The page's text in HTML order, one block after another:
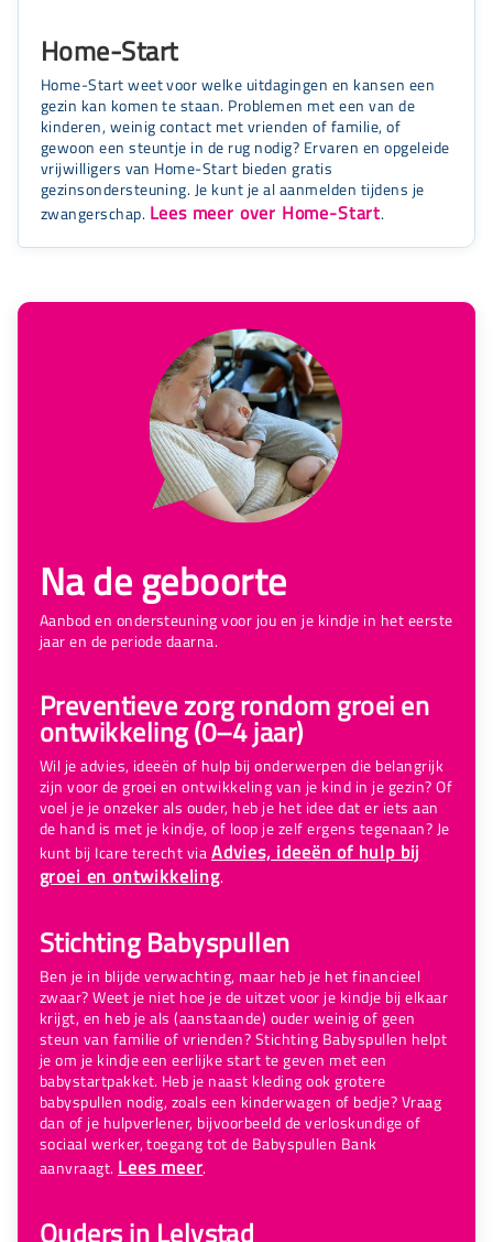
Home-Start
Home-Start weet voor welke uitdagingen en kansen een
gezin kan komen te staan. Problemen met een van de
kinderen, weinig contact met vrienden of familie, of
gewoon een steuntje in de rug nodig? Ervaren en opgeleide
vrijwilligers van Home-Start bieden gratis
gezinsondersteuning. Je kunt je al aanmelden tijdens je
zwangerschap. Lees meer over Home-Start.
Na de geboorte
Aanbod en ondersteuning voor jou en je kindje in het eerste
jaar en de periode daarna.
Preventieve zorg rondom groei en
ontwikkeling (0–4 jaar)
Wil je advies, ideeën of hulp bij onderwerpen die belangrijk
zijn voor de groei en ontwikkeling van je kind in je gezin? Of
voel je je onzeker als ouder, heb je het idee dat er iets aan
de hand is met je kindje, of loop je zelf ergens tegenaan? Je
kunt bij Icare terecht viaAdvies, ideeën of hulp bij
groei en ontwikkeling.
Stichting Babyspullen
Ben je in blijde verwachting, maar heb je het financieel
zwaar? Weet je niet hoe je de uitzet voor je kindje bij elkaar
krijgt, en heb je als (aanstaande) ouder weinig of geen
steun van familie of vrienden? Stichting Babyspullen helpt
je om je kindje een eerlijke start te geven met een
babystartpakket. Heb je naast kleding ook grotere
babyspullen nodig, zoals een kinderwagen of bedje? Vraag
dan of je hulpverlener, bijvoorbeeld de verloskundige of
sociaal werker, toegang tot de Babyspullen Bank
aanvraagt. Lees meer.
Ouders in Lelystad